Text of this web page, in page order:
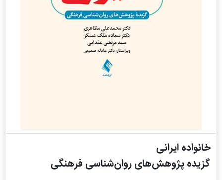
خانواده ایرانی
گزیده پژوهش‌های روان‌شناسی فرهنگی‎